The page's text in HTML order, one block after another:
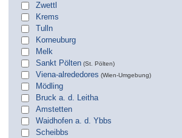
Zwettl
Krems
Tulln
Korneuburg
Melk
Sankt Pölten (St. Pölten)
Viena-alrededores (Wien-Umgebung)
Mödling
Bruck a. d. Leitha
Amstetten
Waidhofen a. d. Ybbs
Scheibbs